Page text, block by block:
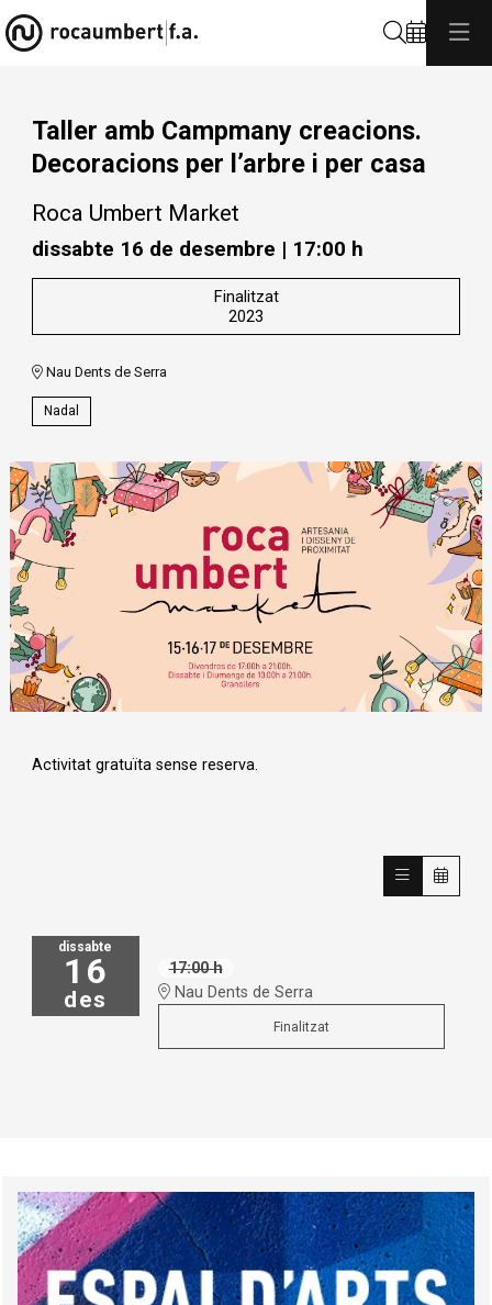
Taller amb Campmany creacions.
Decoracions per l’arbre i per casa
Roca Umbert Market
dissabte 16 de desembre | 17:00 h
Finalitzat
2023
Nau Dents de Serra
Nadal
Activitat gratuïta sense reserva.
dissabte
16
des
17:00 h
Nau Dents de Serra
Finalitzat